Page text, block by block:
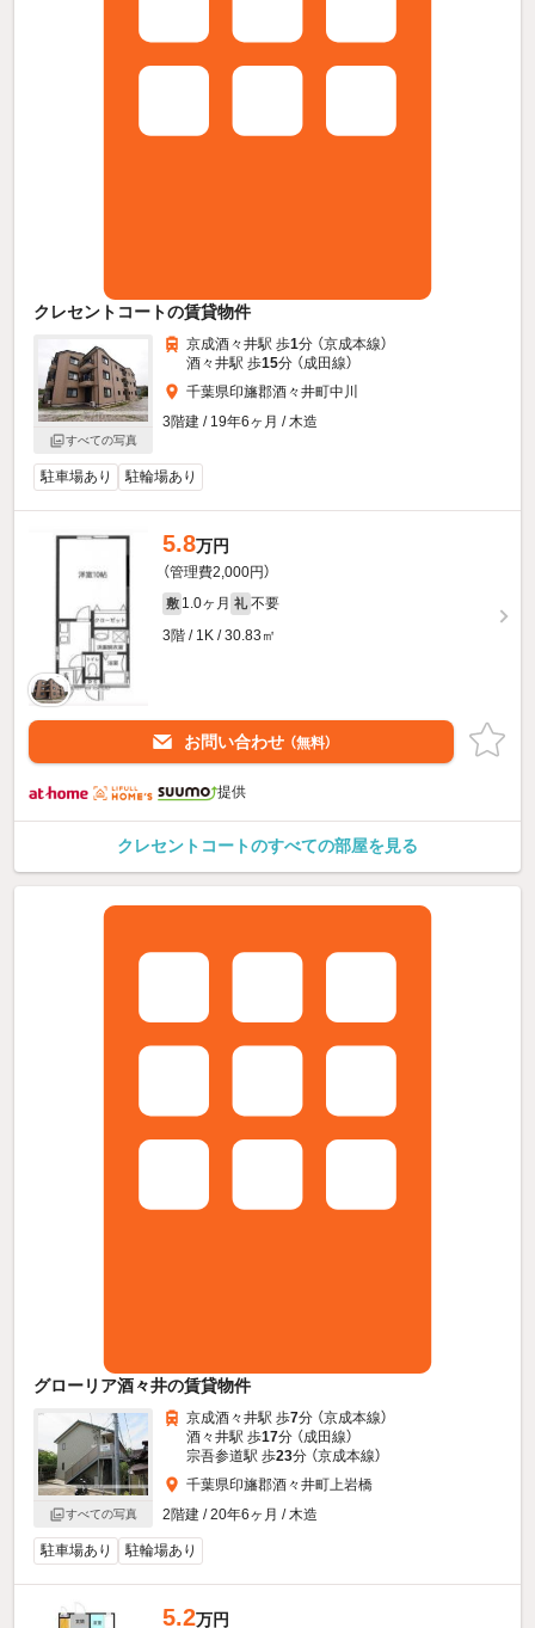
クレセントコートの賃貸物件
すべての写真
京成酒々井駅 歩1分 （京成本線）
酒々井駅 歩15分 （成田線）
千葉県印旛郡酒々井町中川
3階建 / 19年6ヶ月 / 木造
駐車場あり 駐輪場あり
5.8万円
（管理費2,000円）
敷 1.0ヶ月 礼 不要
3階 / 1K / 30.83㎡
お問い合わせ （無料）
提供
クレセントコートのすべての部屋を見る
グローリア酒々井の賃貸物件
すべての写真
京成酒々井駅 歩7分 （京成本線）
酒々井駅 歩17分 （成田線）
宗吾参道駅 歩23分 （京成本線）
千葉県印旛郡酒々井町上岩橋
2階建 / 20年6ヶ月 / 木造
駐車場あり 駐輪場あり
5.2万円